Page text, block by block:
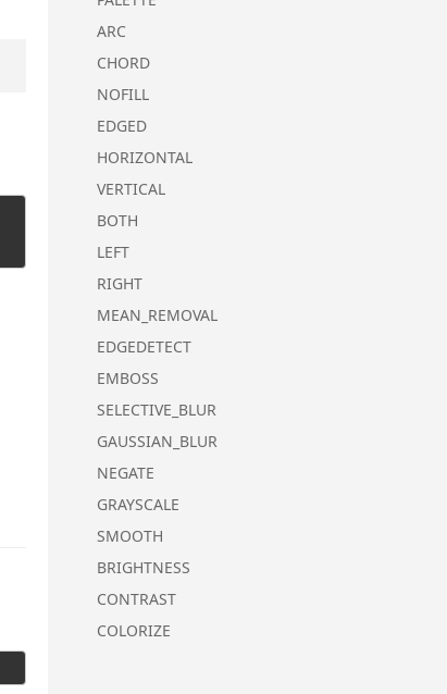
ARC
CHORD
NOFILL
EDGED
HORIZONTAL
VERTICAL
BOTH
LEFT
RIGHT
MEAN_REMOVAL
EDGEDETECT
EMBOSS
SELECTIVE_BLUR
GAUSSIAN_BLUR
NEGATE
GRAYSCALE
SMOOTH
BRIGHTNESS
CONTRAST
COLORIZE